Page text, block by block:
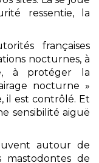
ressentie, la
françaises
nocturnes, à
à protéger la
nocturne »
il est contrôlé. Et
sensibilité aiguë
autour de
mastodontes de